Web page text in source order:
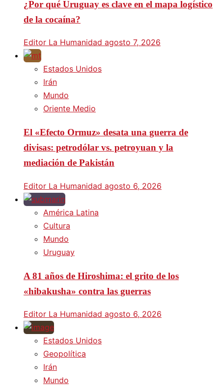
¿Por qué Uruguay es clave en el mapa logístico
de la cocaína?
Editor La Humanidad agosto 7, 2026
Estados Unidos
Irán
Mundo
Oriente Medio
El «Efecto Ormuz» desata una guerra de
divisas: petrodólar vs. petroyuan y la
mediación de Pakistán
Editor La Humanidad agosto 6, 2026
América Latina
Cultura
Mundo
Uruguay
A 81 años de Hiroshima: el grito de los
«hibakusha» contra las guerras
Editor La Humanidad agosto 6, 2026
Estados Unidos
Geopolítica
Irán
Mundo